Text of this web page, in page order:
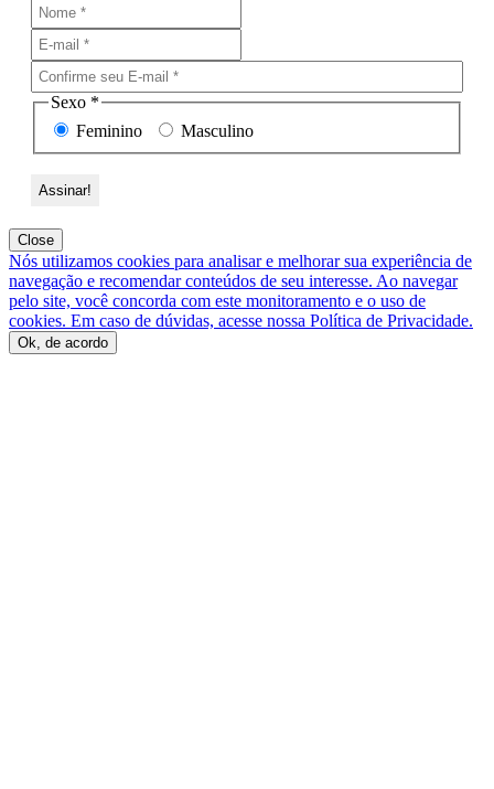
Sexo *
Feminino
Masculino
Close
Nós utilizamos cookies para analisar e melhorar sua experiência de
navegação e recomendar conteúdos de seu interesse. Ao navegar
pelo site, você concorda com este monitoramento e o uso de
cookies. Em caso de dúvidas, acesse nossa Política de Privacidade.
Ok, de acordo